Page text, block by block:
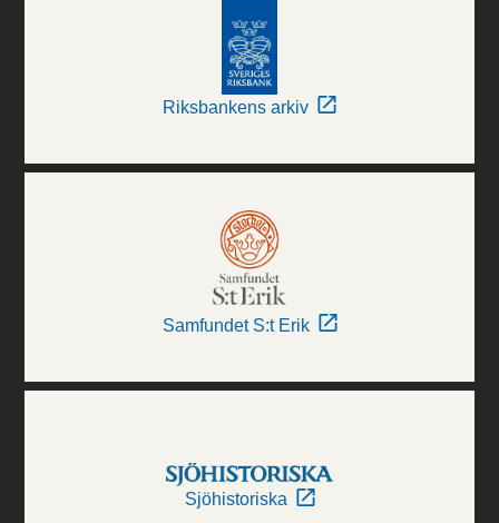
Riksbankens arkiv
Samfundet S:t Erik
Sjöhistoriska